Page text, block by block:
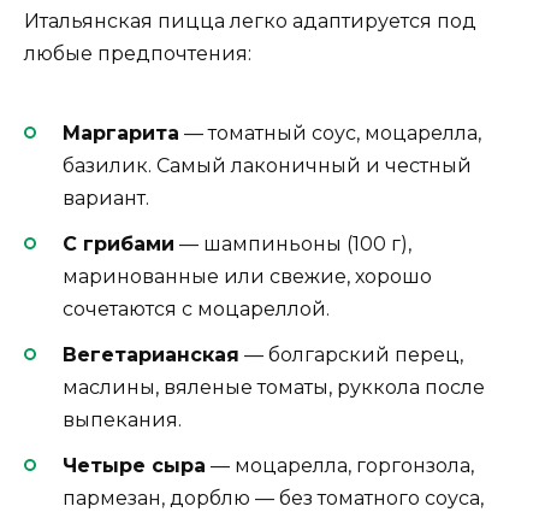
Итальянская пицца легко адаптируется под
любые предпочтения:
Маргарита — томатный соус, моцарелла,
базилик. Самый лаконичный и честный
вариант.
С грибами — шампиньоны (100 г),
маринованные или свежие, хорошо
сочетаются с моцареллой.
Вегетарианская — болгарский перец,
маслины, вяленые томаты, руккола после
выпекания.
Четыре сыра — моцарелла, горгонзола,
пармезан, дорблю — без томатного соуса,